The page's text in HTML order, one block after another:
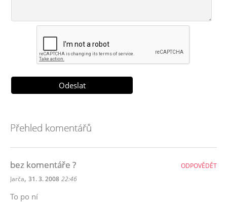
Přehled komentářů
bez komentáře ?
Jarča, 31. 3. 2008 22:46
To po ní
ODPOVĚDĚT